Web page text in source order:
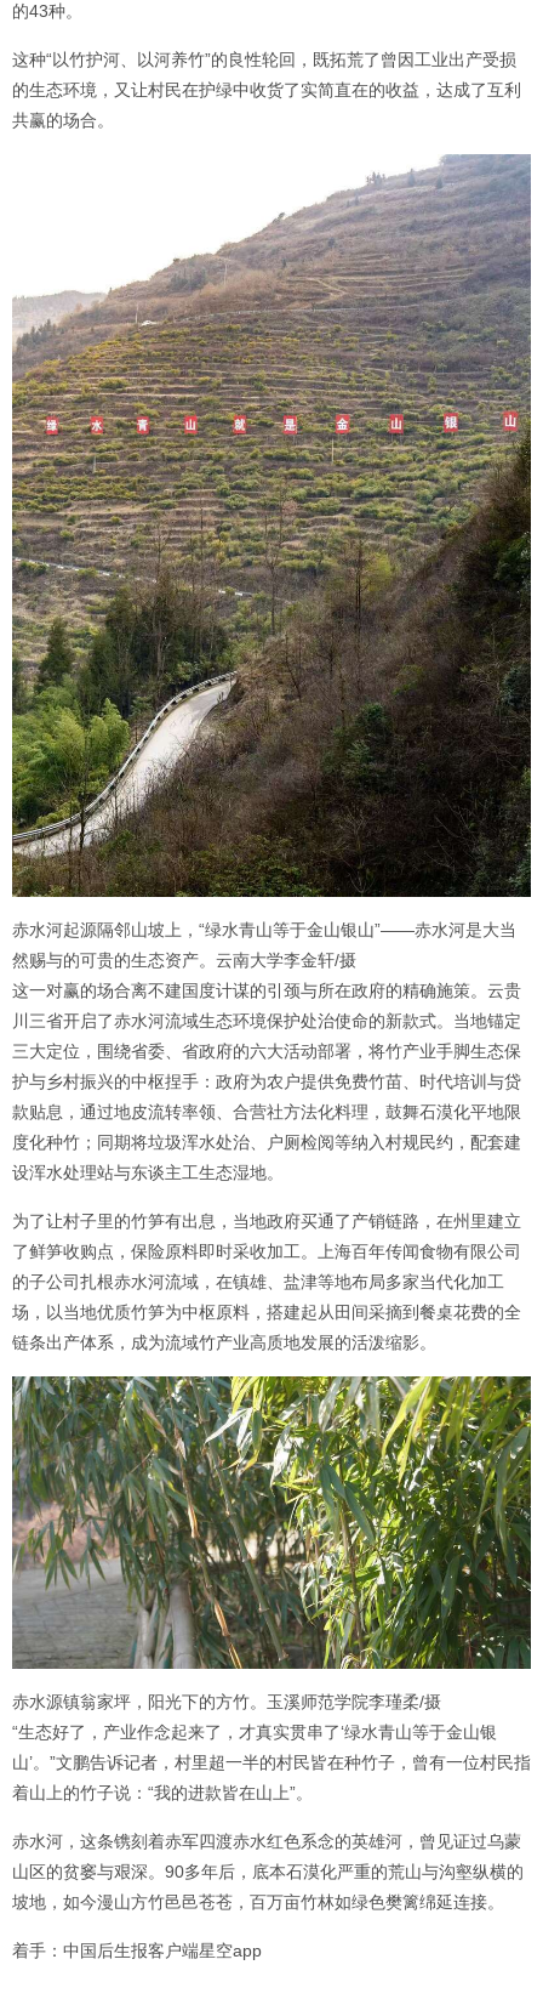
的43种。
这种“以竹护河、以河养竹”的良性轮回，既拓荒了曾因工业出产受损
的生态环境，又让村民在护绿中收货了实简直在的收益，达成了互利
共赢的场合。
赤水河起源隔邻山坡上，“绿水青山等于金山银山”——赤水河是大当
然赐与的可贵的生态资产。云南大学李金轩/摄
这一对赢的场合离不建国度计谋的引颈与所在政府的精确施策。云贵
川三省开启了赤水河流域生态环境保护处治使命的新款式。当地锚定
三大定位，围绕省委、省政府的六大活动部署，将竹产业手脚生态保
护与乡村振兴的中枢捏手：政府为农户提供免费竹苗、时代培训与贷
款贴息，通过地皮流转率领、合营社方法化料理，鼓舞石漠化平地限
度化种竹；同期将垃圾浑水处治、户厕检阅等纳入村规民约，配套建
设浑水处理站与东谈主工生态湿地。
为了让村子里的竹笋有出息，当地政府买通了产销链路，在州里建立
了鲜笋收购点，保险原料即时采收加工。上海百年传闻食物有限公司
的子公司扎根赤水河流域，在镇雄、盐津等地布局多家当代化加工
场，以当地优质竹笋为中枢原料，搭建起从田间采摘到餐桌花费的全
链条出产体系，成为流域竹产业高质地发展的活泼缩影。
赤水源镇翁家坪，阳光下的方竹。玉溪师范学院李瑾柔/摄
“生态好了，产业作念起来了，才真实贯串了‘绿水青山等于金山银
山’。”文鹏告诉记者，村里超一半的村民皆在种竹子，曾有一位村民指
着山上的竹子说：“我的进款皆在山上”。
赤水河，这条镌刻着赤军四渡赤水红色系念的英雄河，曾见证过乌蒙
山区的贫窭与艰深。90多年后，底本石漠化严重的荒山与沟壑纵横的
坡地，如今漫山方竹邑邑苍苍，百万亩竹林如绿色樊篱绵延连接。
着手：中国后生报客户端星空app